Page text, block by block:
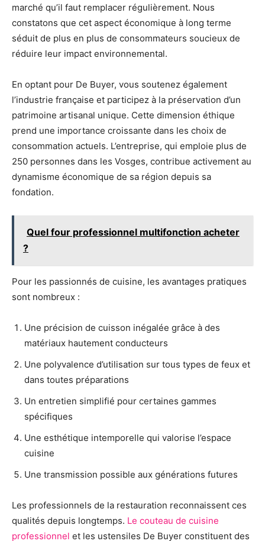
marché qu’il faut remplacer régulièrement. Nous
constatons que cet aspect économique à long terme
séduit de plus en plus de consommateurs soucieux de
réduire leur impact environnemental.
En optant pour De Buyer, vous soutenez également
l’industrie française et participez à la préservation d’un
patrimoine artisanal unique. Cette dimension éthique
prend une importance croissante dans les choix de
consommation actuels. L’entreprise, qui emploie plus de
250 personnes dans les Vosges, contribue activement au
dynamisme économique de sa région depuis sa
fondation.
Quel four professionnel multifonction acheter
?
Pour les passionnés de cuisine, les avantages pratiques
sont nombreux :
Une précision de cuisson inégalée grâce à des
matériaux hautement conducteurs
Une polyvalence d’utilisation sur tous types de feux et
dans toutes préparations
Un entretien simplifié pour certaines gammes
spécifiques
Une esthétique intemporelle qui valorise l’espace
cuisine
Une transmission possible aux générations futures
Les professionnels de la restauration reconnaissent ces
qualités depuis longtemps. Le couteau de cuisine
professionnel et les ustensiles De Buyer constituent des